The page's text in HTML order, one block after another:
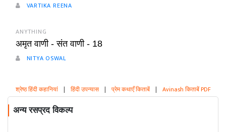
VARTIKA REENA
ANYTHING
अमृत वाणी - संत वाणी - 18
NITYA OSWAL
श्रेष्ठ हिंदी कहानियां | हिंदी उपन्यास | प्रेम कथाएँ किताबें | Avinash किताबें PDF
अन्य रसप्रद विकल्प